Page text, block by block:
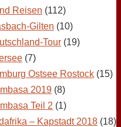
Reisen (112)
Gilten (10)
Tour (19)
(7)
Ostsee Rostock (15)
2019 (8)
Teil 2 (1)
– Kapstadt 2018 (18)